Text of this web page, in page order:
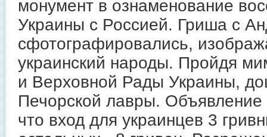
монумент в ознаменование
Украины с Россией. Гриша с
сфотографировались,
украинский народы. Пройдя
и Верховной Рады Украины,
Печорской лавры.
что вход для украинцев 3